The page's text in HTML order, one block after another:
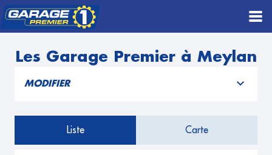
Les Garage Premier à Meylan
MODIFIER
Liste Carte